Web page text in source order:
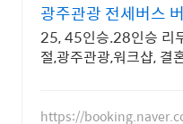
광주관광 전세버스
25, 45인승.28인승 리
절,광주관광,워크샵, 결
https://